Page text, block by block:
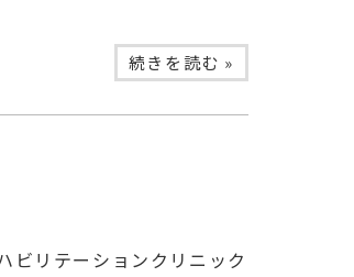
続きを読む »
ビリテーションクリニック